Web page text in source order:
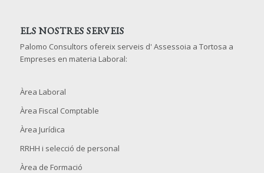
ELS NOSTRES SERVEIS
Palomo Consultors ofereix serveis d' Assessoia a Tortosa a
Empreses en materia Laboral:
Àrea Laboral
Àrea Fiscal Comptable
Àrea Jurídica
RRHH i selecció de personal
Àrea de Formació